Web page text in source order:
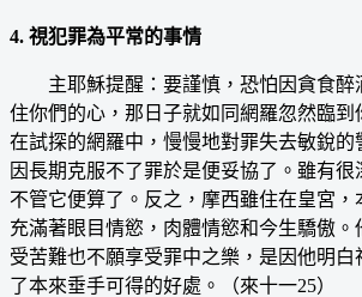
4. 視犯罪為平常的事情
主耶穌提醒：要謹慎，恐怕因貪食醉
住你們的心，那日子就如同網羅忽然臨到
在試探的網羅中，慢慢地對罪失去敏銳的
因長期克服不了罪於是便妥協了。雖有
不管它便算了。反之，摩西雖住在皇宮，
充滿著眼目情慾，肉體情慾和今生驕傲。
受苦難也不願享受罪中之樂，是因他明
了本來垂手可得的好處。（來十一25）